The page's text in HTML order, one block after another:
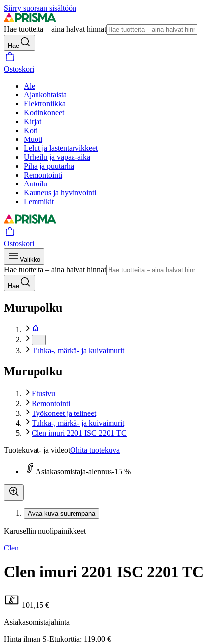
Siirry suoraan sisältöön
Hae tuotteita – aina halvat hinnat
Hae
Ostoskori
Ale
Ajankohtaista
Elektroniikka
Kodinkoneet
Kirjat
Koti
Muoti
Lelut ja lastentarvikkeet
Urheilu ja vapaa-aika
Piha ja puutarha
Remontointi
Autoilu
Kauneus ja hyvinvointi
Lemmikit
Ostoskori
Valikko
Hae tuotteita – aina halvat hinnat
Hae
Murupolku
Tuhka-, märkä- ja kuivaimurit
Murupolku
Etusivu
Remontointi
Työkoneet ja telineet
Tuhka-, märkä- ja kuivaimurit
Clen imuri 2201 ISC 2201 TC
Tuotekuvat- ja videotOhita tuotekuva
Asiakasomistaja-alennus-15 %
Avaa kuva suurempana
Karusellin nuolipainikkeet
Clen
Clen imuri 2201 ISC 2201 TC
101,15 €
Asiakasomistajahinta
Hinta ilman S-Etukorttia: 119,00 €